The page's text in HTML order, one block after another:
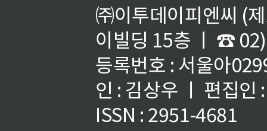
㈜이투데이피엔씨 (
이빌딩 15층 ㅣ ☎
등록번호 : 서울아
인 : 김상우 ㅣ 편집인
ISSN : 2951-4681